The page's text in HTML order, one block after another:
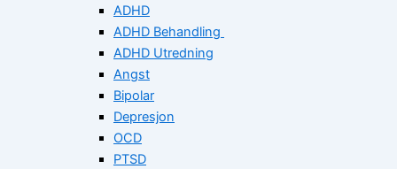
ADHD
ADHD Behandling
ADHD Utredning
Angst
Bipolar
Depresjon
OCD
PTSD